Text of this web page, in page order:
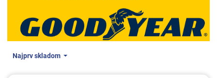
Najprv skladom